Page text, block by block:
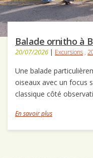
Balade ornitho à
20/07/2026 | Excursions,
Une balade
oiseaux avec un focus
classique côté
En savoir plus